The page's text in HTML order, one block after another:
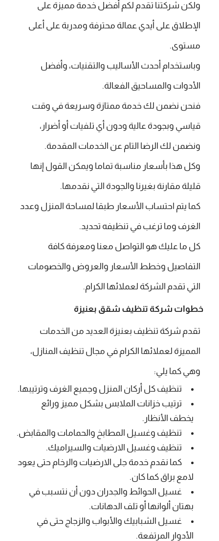
ولكن شركتنا تقدم لكم أفضل خدمة مميزة على
الإطلاق على أيدي عمالة محترفة ومدربة على أعلى
مستوى.
وباستخدام أحدث الأساليب والتقنيات، وأفضل
الأدوات والمساحيق الفعالة.
فنحن نضمن لك خدمة ممتازة وسريعة في وقت
قياسي وبجودة عالية ودون أي تلفيات أو أضرار،
ونضمن لك الرضا التام عن الخدمات المقدمة.
وكل هذا بأسعار مناسبة تماما ويمكن القول إنها
قليلة مقارنة بغيرنا والجودة التي نقدمها.
كما يتم احتساب الأسعار طبقا لمساحة المنزل وعدد
الغرف وما ترغب في تنظيفه تحديد.
كل ما عليك هو التواصل معنا ومعرفة كافة
التفاصيل وخطط الأسعار والعروض والخصومات
التي تقدم الشركة لعملائها الكرام.
خطوات شركة تنظيف شقق بعنيزة
تقدم شركة تنظيف بعنيزة العديد من الخدمات
المميزة لعملائها الكرام في مجال تنظيف المنازل،
وهي كما يلي:
تنظيف كل أركان المنزل وجميع الغرف وترتيبها.
ترتيب خزانات الملابس بشكل مميز ورائع
يخطف الأنظار.
تنظيف وغسيل المطابخ والحمامات والمقابض.
تنظيف وغسيل الارضيات والسيراميك.
كما نقدم خدمة جلى الارضيات والرخام حتى يعود
لامع براق كما كان.
غسيل الحوائط والجدران دون أن نتسبب في
بهتان ألوانها أو تلف الدهانات.
غسيل الشبابيك والأبواب والزجاج حتى في
الأدوار المرتفعة.